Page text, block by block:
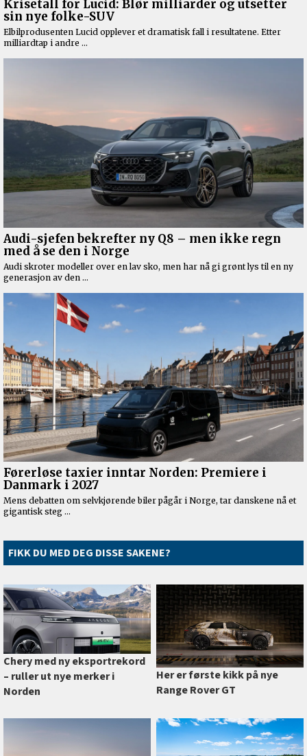
FIKK DU MED DEG DISSE SAKENE?
Chery med ny eksportrekord
–⁠ ruller ut nye merker i
Norden
Her er første kikk på nye
Range Rover GT